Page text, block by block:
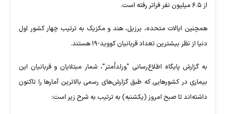
از ۶.۵ میلیون نفر فراتر رفته است.
همچنین ایالات متحده، برزیل، هند و مکزیک به ترتیب چهار کشور اول
دنیا از نظر بیشترین تعداد قربانیان کووید-۱۹ هستند.
به گزارش پایگاه اطلاع‌رسانی "ورلداُمتر"، شمار مبتلایان و قربانیان این
بیماری در کشورهایی که طبق گزارش‌های رسمی بالاترین آمارها را تاکنون
داشته‌اند تا صبح امروز (یکشنبه) به ترتیب به شرح زیر است: